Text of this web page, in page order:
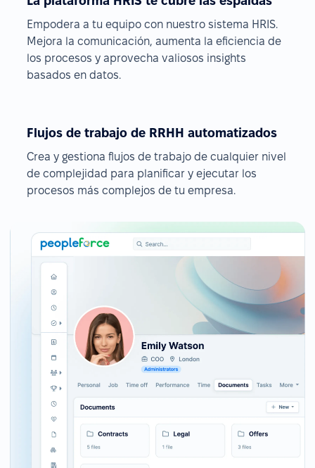
Empodera a tu equipo con nuestro sistema HRIS.
Mejora la comunicación, aumenta la eficiencia de
los procesos y aprovecha valiosos insights
basados en datos.
Flujos de trabajo de RRHH automatizados
Crea y gestiona flujos de trabajo de cualquier nivel
de complejidad para planificar y ejecutar los
procesos más complejos de tu empresa.